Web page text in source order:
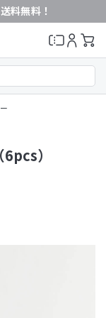
送料無料！
）